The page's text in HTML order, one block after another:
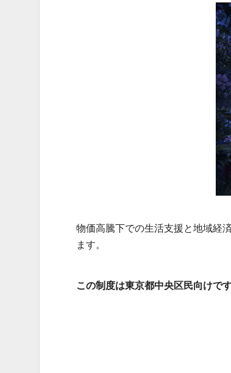
物価高騰下での生活支援と地域経
ます。
この制度は東京都中央区民向けで